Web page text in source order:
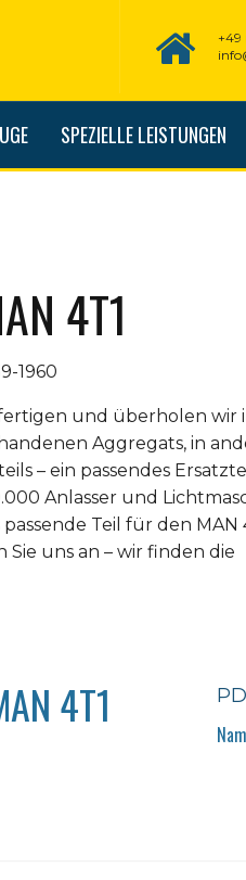
+49
SPEZIELLE LEISTUNGEN
4T1
1960
und überholen wir
Aggregats, in
– ein passendes
Anlasser und
Teil für den MAN
uns an – wir finden die
4T1